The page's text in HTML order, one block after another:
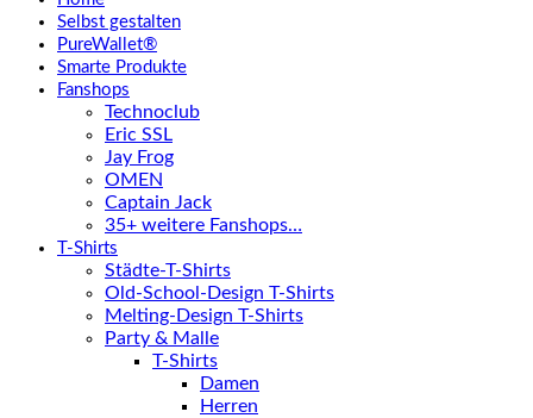
Selbst gestalten
PureWallet®
Smarte Produkte
Fanshops
Technoclub
Eric SSL
Jay Frog
OMEN
Captain Jack
35+ weitere Fanshops…
T-Shirts
Städte-T-Shirts
Old-School-Design T-Shirts
Melting-Design T-Shirts
Party & Malle
T-Shirts
Damen
Herren